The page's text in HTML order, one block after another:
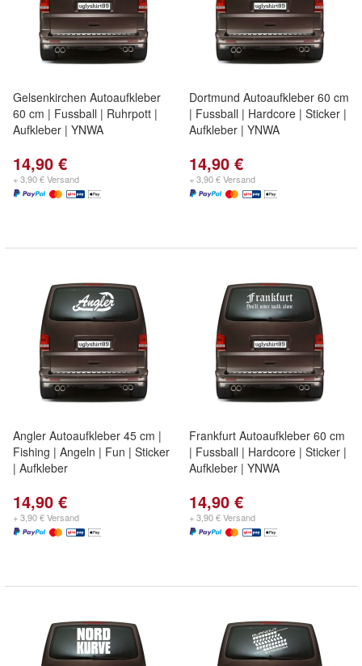
Gelsenkirchen Autoaufkleber
60 cm | Fussball | Ruhrpott |
Aufkleber | YNWA
14,90 €
+ 3,90 € Versand
Dortmund Autoaufkleber 60 cm
| Fussball | Hardcore | Sticker |
Aufkleber | YNWA
14,90 €
+ 3,90 € Versand
Angler Autoaufkleber 45 cm |
Fishing | Angeln | Fun | Sticker
| Aufkleber
14,90 €
+ 3,90 € Versand
Frankfurt Autoaufkleber 60 cm
| Fussball | Hardcore | Sticker |
Aufkleber | YNWA
14,90 €
+ 3,90 € Versand